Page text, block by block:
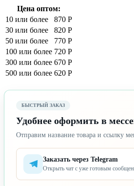
Цена оптом:
10 или более
870 Р
30 или более
820 Р
50 или более
770 Р
100 или более 720 Р
300 или более 670 Р
500 или более 620 Р
БЫСТРЫЙ ЗАКАЗ
Удобнее оформить в
Отправим название товара и ссылку
Заказать через Telegram
Открыть чат с уже готовым